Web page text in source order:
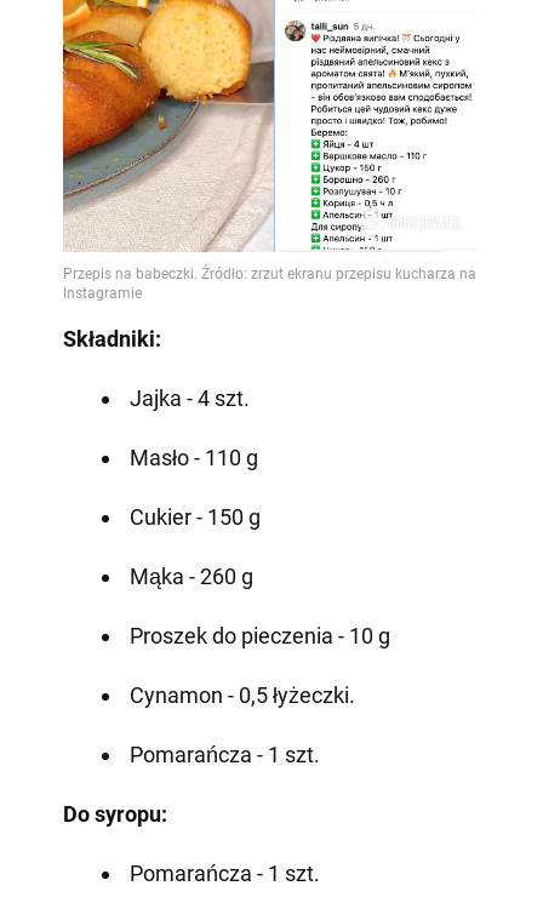
Składniki:
Jajka - 4 szt.
Masło - 110 g
Cukier - 150 g
Mąka - 260 g
Proszek do pieczenia - 10 g
Cynamon - 0,5 łyżeczki.
Pomarańcza - 1 szt.
Do syropu:
Pomarańcza - 1 szt.